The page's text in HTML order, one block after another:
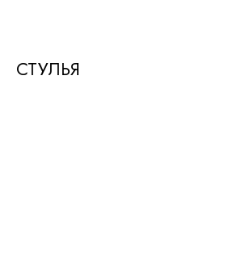
СТУЛЬЯ